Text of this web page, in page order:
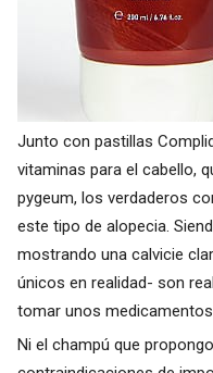
Junto con pastillas
vitaminas para el cabello,
pygeum, los verdaderos
este tipo de alopecia.
mostrando una calvicie
únicos en realidad- son
tomar unos
Ni el champú que